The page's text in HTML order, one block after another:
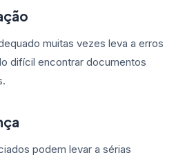
muitas vezes leva a erros
difícil encontrar documentos
podem levar a sérias